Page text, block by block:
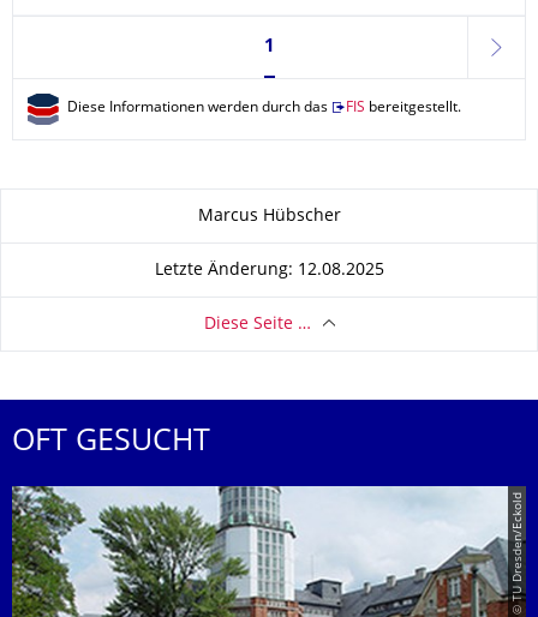
Seite 1, aktuell ausgewählt
1
weiter
Diese Informationen werden durch das FIS bereitgestellt.
Marcus Hübscher
Letzte Änderung: 12.08.2025
Diese Seite …
OFT GESUCHT
© TU Dresden/Eckold